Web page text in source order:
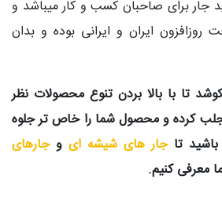
جار برای صاحبان کسب و کار میباشد و
ایران و ایرانی بوده و بدان
تا با بالا بردن تنوع محصولات نظر
جلب کرده و محصول شما را خاص تر جلوه
تاجار های شیشه ای وجارهای
معرفی کنیم.